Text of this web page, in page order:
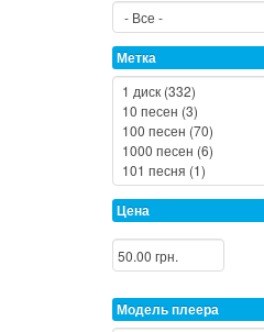
Метка
Цена
Модель плеера